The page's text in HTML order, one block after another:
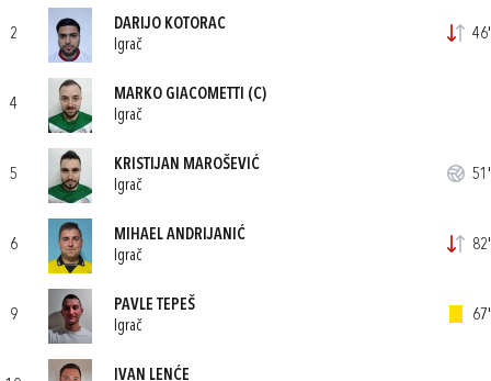
2
DARIJO KOTORAC
Igrač
46'
4
MARKO GIACOMETTI (C)
Igrač
5
KRISTIJAN MAROŠEVIĆ
Igrač
51'
6
MIHAEL ANDRIJANIĆ
Igrač
82'
9
PAVLE TEPEŠ
Igrač
67'
IVAN LENĆE